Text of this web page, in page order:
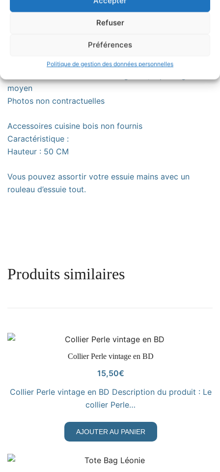
Refuser
Préférences
Politique de gestion des données personnelles
poignée d’un placard, de votre four ou encore de
moyen
Photos non contractuelles
Accessoires cuisine bois non fournis
Caractéristique :
Hauteur : 50 CM
Vous pouvez assortir votre essuie mains avec un
rouleau d’essuie tout.
Produits similaires
VOIR LE PRODUIT
Collier Perle vintage en BD
15,50€
Collier Perle vintage en BD Description du produit : Le
collier Perle…
AJOUTER AU PANIER